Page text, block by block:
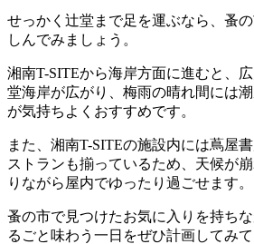
せっかく辻堂まで足を運ぶなら、蚤
しんでみましょう。
湘南T-SITEから海岸方面に進むと、
堂海岸が広がり、梅雨の晴れ間には
が気持ちよくおすすめです。
また、湘南T-SITEの施設内には蔦屋
ストランも揃っているため、天候が
りながら屋内でゆったり過ごせます。
蚤の市で見つけたお気に入りを持ち
るごと味わう一日をぜひ計画してみて